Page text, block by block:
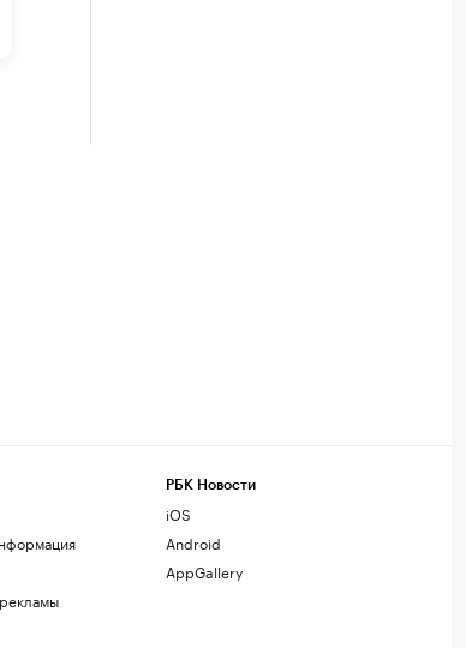
РБК Новости
iOS
Android
AppGallery